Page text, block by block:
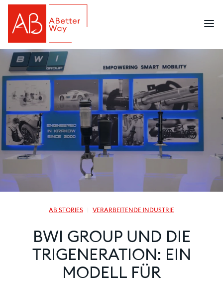
AB STORIES VERARBEITENDE INDUSTRIE
BWI GROUP UND DIE
TRIGENERATION: EIN
MODELL FÜR